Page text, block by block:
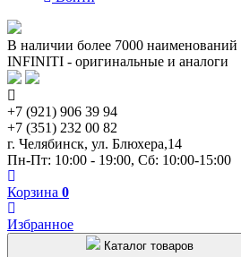
В наличии более 7000 наименований
INFINITI - оригинальные и аналоги
+7 (921) 906 39 94
+7 (351) 232 00 82
г. Челябинск, ул. Блюхера,14
Пн-Пт: 10:00 - 19:00, Сб: 10:00-15:00
Корзина 0
Избранное
Каталог товаров